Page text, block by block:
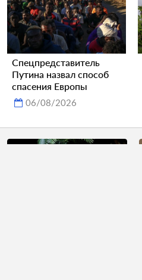
Спецпредставитель
Путина назвал способ
спасения Европы
06/08/2026